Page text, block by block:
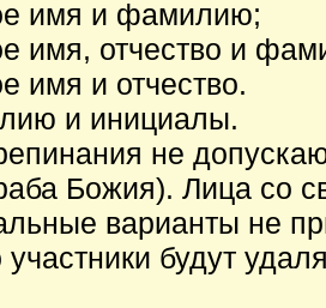
имя и фамилию;
имя, отчество и
имя и отчество.
и инициалы.
не
Божия). Лица со
варианты не
будут